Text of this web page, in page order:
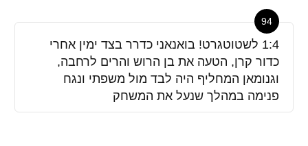
94
1:4 לשטוטגרט! בואנאני כדרר בצד ימין אחרי
כדור קרן, הטעה את בן הרוש והרים לרחבה,
וגנומאן המחליף היה לבד מול משפתי ונגח
פנימה במהלך שנעל את המשחק